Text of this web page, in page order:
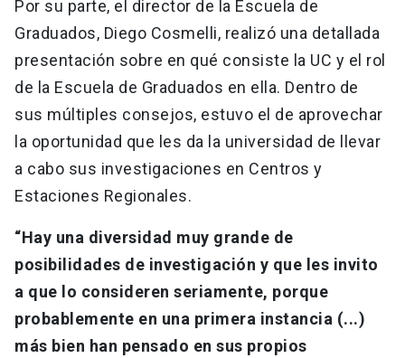
Por su parte, el director de la Escuela de
Graduados, Diego Cosmelli, realizó una detallada
presentación sobre en qué consiste la UC y el rol
de la Escuela de Graduados en ella. Dentro de
sus múltiples consejos, estuvo el de aprovechar
la oportunidad que les da la universidad de llevar
a cabo sus investigaciones en Centros y
Estaciones Regionales.
“Hay una diversidad muy grande de
posibilidades de investigación y que les invito
a que lo consideren seriamente, porque
probablemente en una primera instancia (...)
más bien han pensado en sus propios